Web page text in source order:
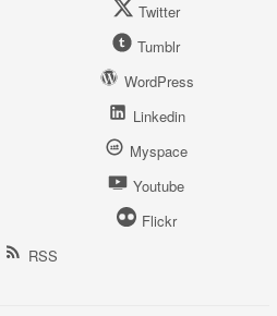
Twitter
Tumblr
WordPress
Linkedin
Myspace
Youtube
Flickr
RSS